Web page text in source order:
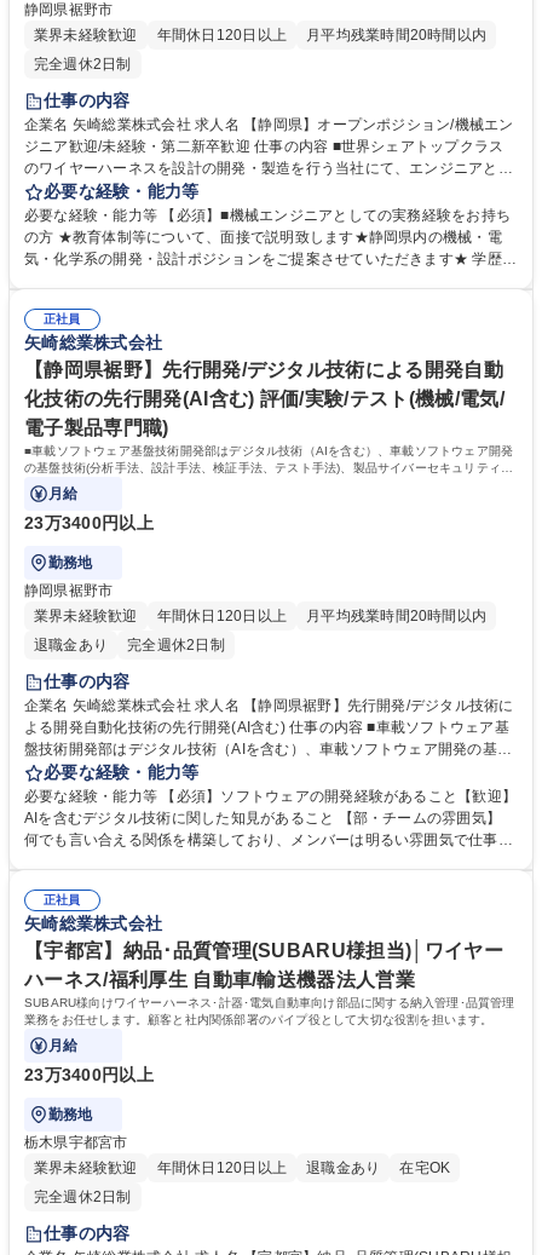
静岡県裾野市
業界未経験歓迎
年間休日120日以上
月平均残業時間20時間以内
完全週休2日制
仕事の内容
企業名 矢崎総業株式会社 求人名 【静岡県】オープンポジション/機械エン
ジニア歓迎/未経験・第二新卒歓迎 仕事の内容 ■世界シェアトップクラス
のワイヤーハーネスを設計の開発・製造を行う当社にて、エンジニアとし
て活躍したい方に適性やご経験などで判断して、業務をお任せします。事
業拡大に伴い、機械エンジニアの方のご応募 をお待ちしております。
【ご応募後の流れ】ご提出いただいた書類をもとに、矢崎総業グループ
(矢崎総業株式会社、矢崎部品株式会社、矢崎エナジーシステム株式会社)
に合わせて選考ポジションのご連絡をさせていただきます。 募集職種
【静岡県】オープンポジション/機械エンジニア歓迎/未経験・第二新卒歓
迎
必要な経験・能力等
必要な経験・能力等 【必須】■機械エンジニアとしての実務経験をお持ち
の方 ★教育体制等について、面接で説明致します★静岡県内の機械・電
気・化学系の開発・設計ポジションをご提案させていただきます★ 学歴・
正社員
矢崎総業株式会社
【静岡県裾野】先行開発/デジタル技術による開発自動
化技術の先行開発(AI含む) 評価/実験/テスト(機械/電気/
電子製品専門職)
■車載ソフトウェア基盤技術開発部はデジタル技術（AIを含む）、車載ソフトウェア開発
の基盤技術(分析手法、設計手法、検証手法、テスト手法)、製品サイバーセキュリティ技
術の開発と社内展開を主業務としている。
月給
23万3400円以上
勤務地
静岡県裾野市
業界未経験歓迎
年間休日120日以上
月平均残業時間20時間以内
退職金あり
完全週休2日制
仕事の内容
企業名 矢崎総業株式会社 求人名 【静岡県裾野】先行開発/デジタル技術に
よる開発自動化技術の先行開発(AI含む) 仕事の内容 ■車載ソフトウェア基
盤技術開発部はデジタル技術（AIを含む）、車載ソフトウェア開発の基盤
技術(分析手法、設計手法、検証手法、テスト手法)、製品サイバーセキュ
リティ技術の開発と社内展開を主業務としている。 車載ソフト基盤開発チ
ームは、デジタル技術（AIを含む）を活用した、開発・設計業務の自動化
技術の開発、導入推進と技術検証を行っている。 【具体的な仕事内容】
る開発自動化技術の先行開発(AI含む)
必要な経験・能力等
必要な経験・能力等 【必須】ソフトウェアの開発経験があること【歓迎】
AIを含むデジタル技術に関した知見があること 【部・チームの雰囲気】
何でも言い合える関係を構築しており、メンバーは明るい雰囲気で仕事を
正社員
矢崎総業株式会社
【宇都宮】納品･品質管理(SUBARU様担当)│ワイヤー
ハーネス/福利厚生 自動車/輸送機器法人営業
SUBARU様向けワイヤーハーネス･計器･電気自動車向け部品に関する納入管理･品質管理
業務をお任せします。顧客と社内関係部署のパイプ役として大切な役割を担います。
月給
23万3400円以上
勤務地
栃木県宇都宮市
業界未経験歓迎
年間休日120日以上 退職金あり
在宅OK
完全週休2日制
仕事の内容